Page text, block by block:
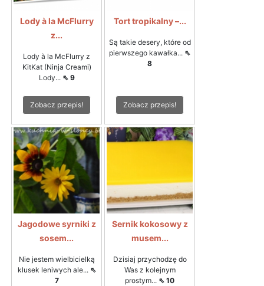
Lody à la McFlurry
z...
Lody à la McFlurry z
KitKat (Ninja Creami)
Lody... ⇖ 9
Zobacz przepis!
Tort tropikalny –...
Są takie desery, które od
pierwszego kawałka... ⇖
8
Zobacz przepis!
Jagodowe syrniki z
sosem...
Nie jestem wielbicielką
klusek leniwych ale... ⇖
7
Sernik kokosowy z
musem...
Dzisiaj przychodzę do
Was z kolejnym
prostym... ⇖ 10